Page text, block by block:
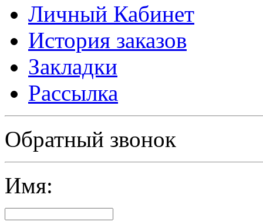
Личный Кабинет
История заказов
Закладки
Рассылка
Обратный звонок
Имя: